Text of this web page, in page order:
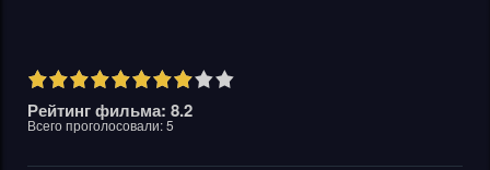
Рейтинг фильма: 8.2
Всего проголосовали:5